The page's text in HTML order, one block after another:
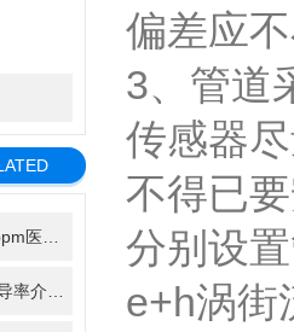
偏差应
3、管道
传感器
不得已
分别设
e+h涡街